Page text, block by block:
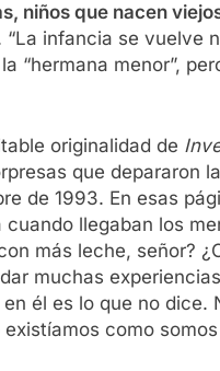
niños que nacen
infancia se vuelve
“hermana menor”,
originalidad de
que depararon
de 1993. En esas
llegaban los
más leche, señor?
muchas
él es lo que no
como somos